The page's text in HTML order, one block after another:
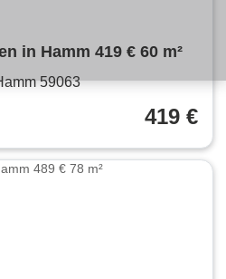
in Hamm 419 € 60 m²
59063
419 €